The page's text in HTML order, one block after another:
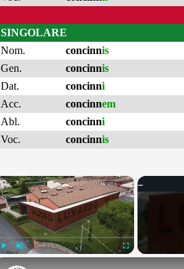
SINGOLARE
Nom.
concinnis
Gen.
concinnis
Dat.
concinni
Acc.
concinnem
Abl.
concinni
Voc.
concinnis
×